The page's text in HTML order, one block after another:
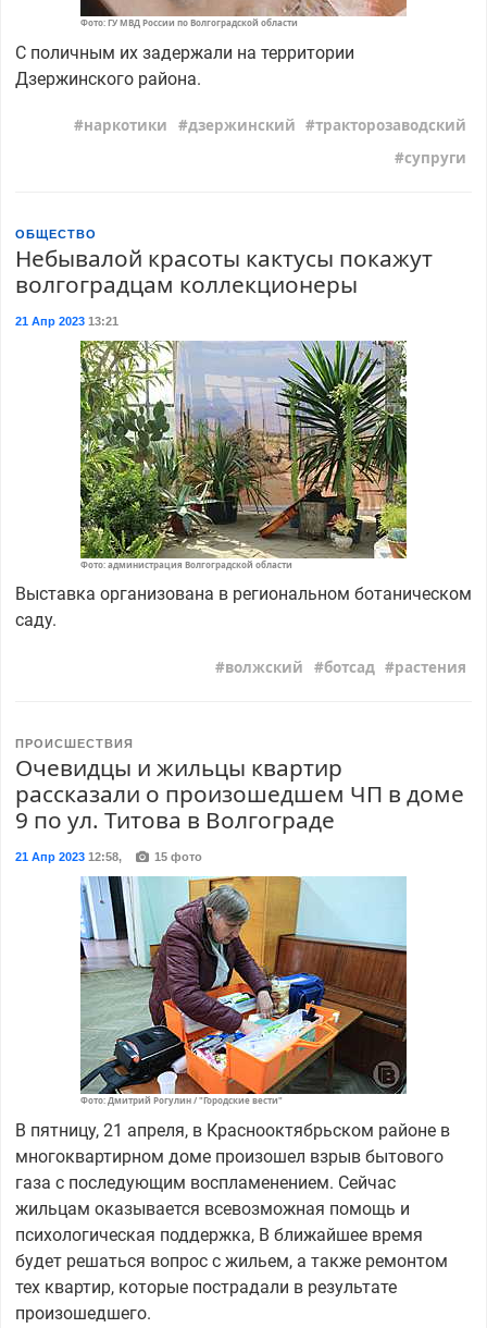
Фото: ГУ МВД России по Волгоградской области
С поличным их задержали на территории
Дзержинского района.
наркотики дзержинский
тракторозаводский
супруги
ОБЩЕСТВО
Небывалой красоты кактусы покажут
волгоградцам коллекционеры
21 Апр 202313:21
Фото: администрация Волгоградской области
Выставка организована в региональном ботаническом
саду.
волжский ботсад растения
ПРОИСШЕСТВИЯ
Очевидцы и жильцы квартир
рассказали о произошедшем ЧП в доме
9 по ул. Титова в Волгограде
21 Апр 202312:58, 15 фото
Фото: Дмитрий Рогулин / "Городские вести"
В пятницу, 21 апреля, в Краснооктябрьском районе в
многоквартирном доме произошел взрыв бытового
газа с последующим воспламенением. Сейчас
жильцам оказывается всевозможная помощь и
психологическая поддержка, В ближайшее время
будет решаться вопрос с жильем, а также ремонтом
тех квартир, которые пострадали в результате
произошедшего.